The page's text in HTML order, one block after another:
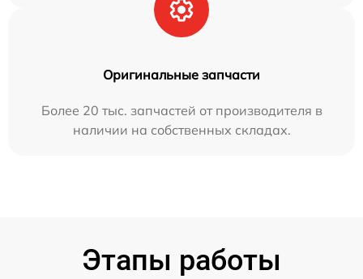
Оригинальные запчасти
Более 20 тыс. запчастей от производителя в
наличии на собственных складах.
Этапы работы